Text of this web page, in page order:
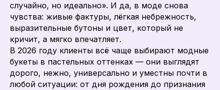
случайно, но идеально». И да, в моде снова
чувства: живые фактуры, лёгкая небрежность,
выразительные бутоны и цвет, который не
кричит, а мягко впечатляет.
В 2026 году клиенты всё чаще выбирают модные
букеты в пастельных оттенках — они выглядят
дорого, нежно, универсально и уместны почти в
любой ситуации: от дня рождения до признания